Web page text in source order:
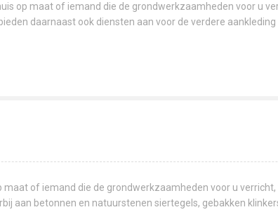
op maat of iemand die de grondwerkzaamheden voor u
daarnaast ook diensten aan voor de verdere
of iemand die de grondwerkzaamheden voor u
aan betonnen en natuurstenen siertegels, gebakken